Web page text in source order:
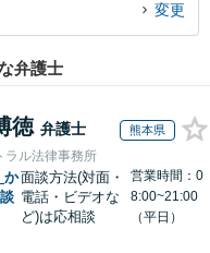
変更
弁護士
徳 弁護士 熊本県
ラル法律事務所
か面談方法(対面・
電話・ビデオな
ど)は応相談
営業時間：0
8:00~21:00
（平日）